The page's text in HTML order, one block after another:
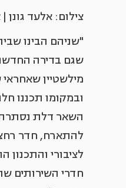
צילום: אלעד גונן
"שניהם הבינו
שגם בדירה
ובמקומו תכננו
השאר דלת נסתרת
להתארח, חדר
לציבורי
חדרי השירותים